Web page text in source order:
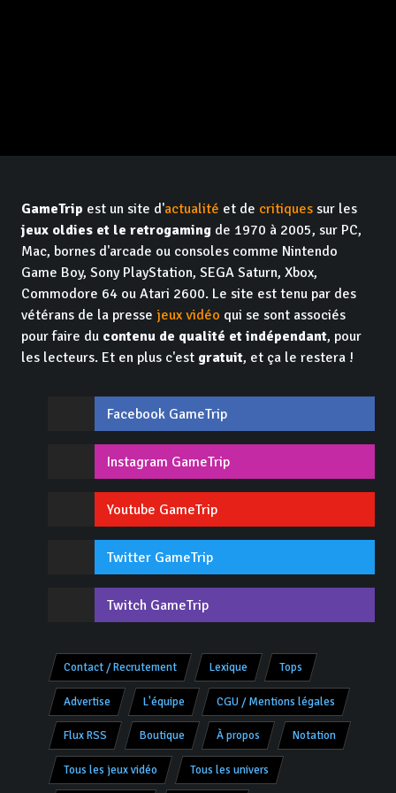
GameTrip est un site d'actualité et de critiques sur les
jeux oldies et le retrogaming de 1970 à 2005, sur PC,
Mac, bornes d'arcade ou consoles comme Nintendo
Game Boy, Sony PlayStation, SEGA Saturn, Xbox,
Commodore 64 ou Atari 2600. Le site est tenu par des
vétérans de la presse jeux vidéo qui se sont associés
pour faire du contenu de qualité et indépendant, pour
les lecteurs. Et en plus c'est gratuit, et ça le restera !
Facebook GameTrip
Instagram GameTrip
Youtube GameTrip
Twitter GameTrip
Twitch GameTrip
Contact / Recrutement Lexique Tops
Advertise L'équipe CGU / Mentions légales
Flux RSS Boutique À propos Notation
Tous les jeux vidéo Tous les univers